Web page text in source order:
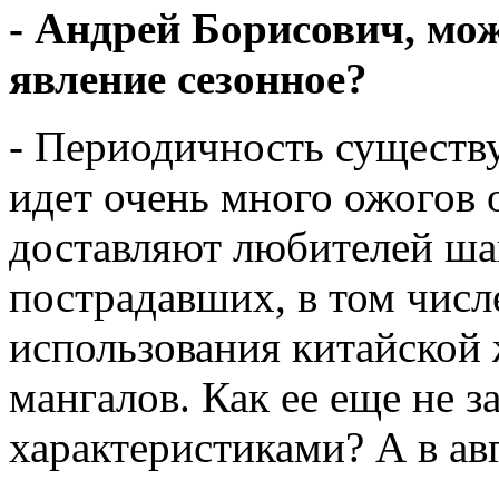
- Андрей Борисович,
явление сезонное?
- Периодичность
идет очень много ожогов
доставляют любителей
пострадавших, в том
использования
мангалов. Как ее еще не
характеристиками? А в